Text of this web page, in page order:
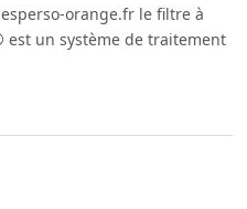
orange.fr le filtre à
est un système de traitement